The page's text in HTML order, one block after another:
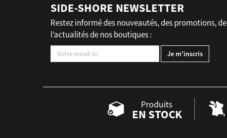
SIDE-SHORE NEWSLETTER
Restez informé des nouveautés, des promotions, de
l’actualités de nos boutiques :
Produits
EN STOCK